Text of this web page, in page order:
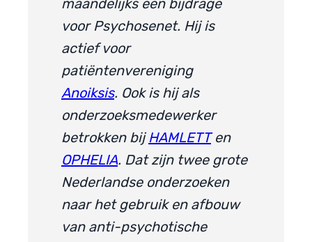
maandelijks een bijdrage
voor Psychosenet. Hij is
actief voor
patiëntenvereniging
Anoiksis. Ook is hij als
onderzoeksmedewerker
betrokken bij HAMLETTen
OPHELIA. Dat zijn twee grote
Nederlandse onderzoeken
naar het gebruik en afbouw
van anti-psychotische